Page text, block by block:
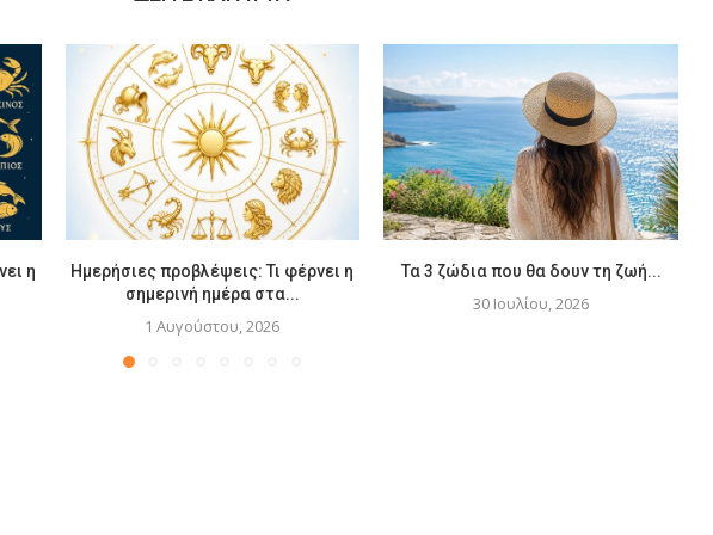
η
Ημερήσιες προβλέψεις: Τι φέρνει η
σημερινή ημέρα στα...
1 Αυγούστου, 2026
Τα 3 ζώδια που θα δουν τη ζωή...
30 Ιουλίου, 2026